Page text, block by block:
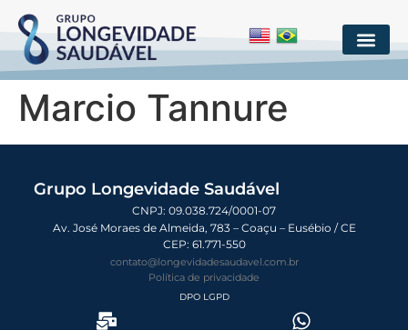
Marcio Tannure
Grupo Longevidade Saudável
CNPJ: 09.038.724/0001-07
Av. José Moraes de Almeida, 783 – Coaçu – Eusébio / CE
CEP: 61.771-550
contato@longevidadesaudavel.com.br
Política de privacidade
DPO LGPD